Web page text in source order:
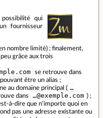
qui
fournisseur
nombre limité) ; finalement,
grâce aux trois
se retrouve dans
pouvant être un alias ;
au domaine principal ( …
dans …@exemple.com ) ;
à-dire que n'importe quoi en
pas une adresse existante ou